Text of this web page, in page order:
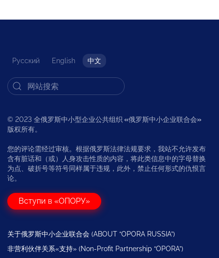
Русский English 中文
© 2023 全俄罗斯中小型企业公共组织 «俄罗斯中小企业联合会»
版权所有。
您的评论需经过审核。根据俄罗斯法律法规要求，我站不允许发布
含有脏话和（或）人身攻击性质的内容，将此类信息中的字母替换
为点、破折号等符号同样属于违规，此外，禁止任何形式的仇恨言
论。
Вступи в «ОПОРУ»
关于俄罗斯中小企业联合会 (ABOUT “OPORA RUSSIA”)
非营利伙伴关系«支持» (Non-Profit Partnership “OPORA”)